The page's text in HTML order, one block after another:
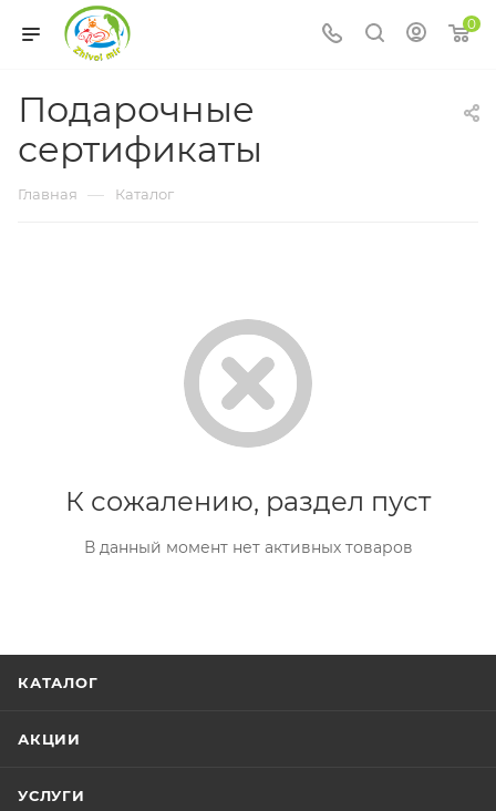
0
Подарочные
сертификаты
Главная — Каталог
К сожалению, раздел пуст
В данный момент нет активных товаров
КАТАЛОГ
АКЦИИ
УСЛУГИ